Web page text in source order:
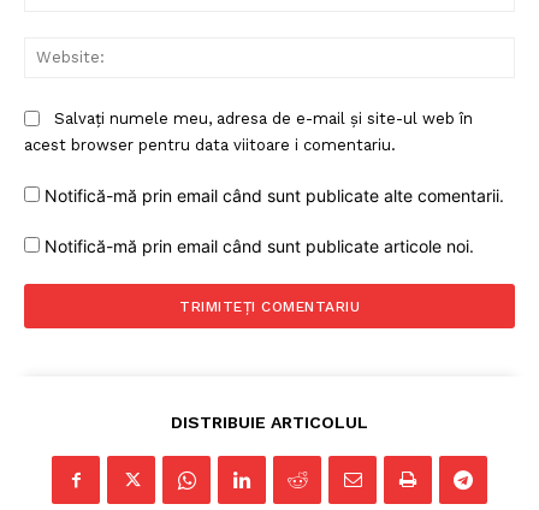
Salvați numele meu, adresa de e-mail și site-ul web în
acest browser pentru data viitoare i comentariu.
Notifică-mă prin email când sunt publicate alte comentarii.
Notifică-mă prin email când sunt publicate articole noi.
DISTRIBUIE ARTICOLUL